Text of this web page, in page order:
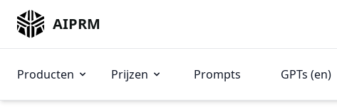
AIPRM
Producten Prijzen Prompts GPTs (en)